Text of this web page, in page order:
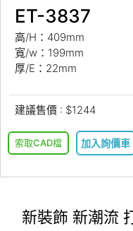
ET-3837
高/H：409mm
寬/w：199mm
厚/E：22mm
建議售價 : $1244
索取CAD檔 加入詢價車
新裝飾 新潮流